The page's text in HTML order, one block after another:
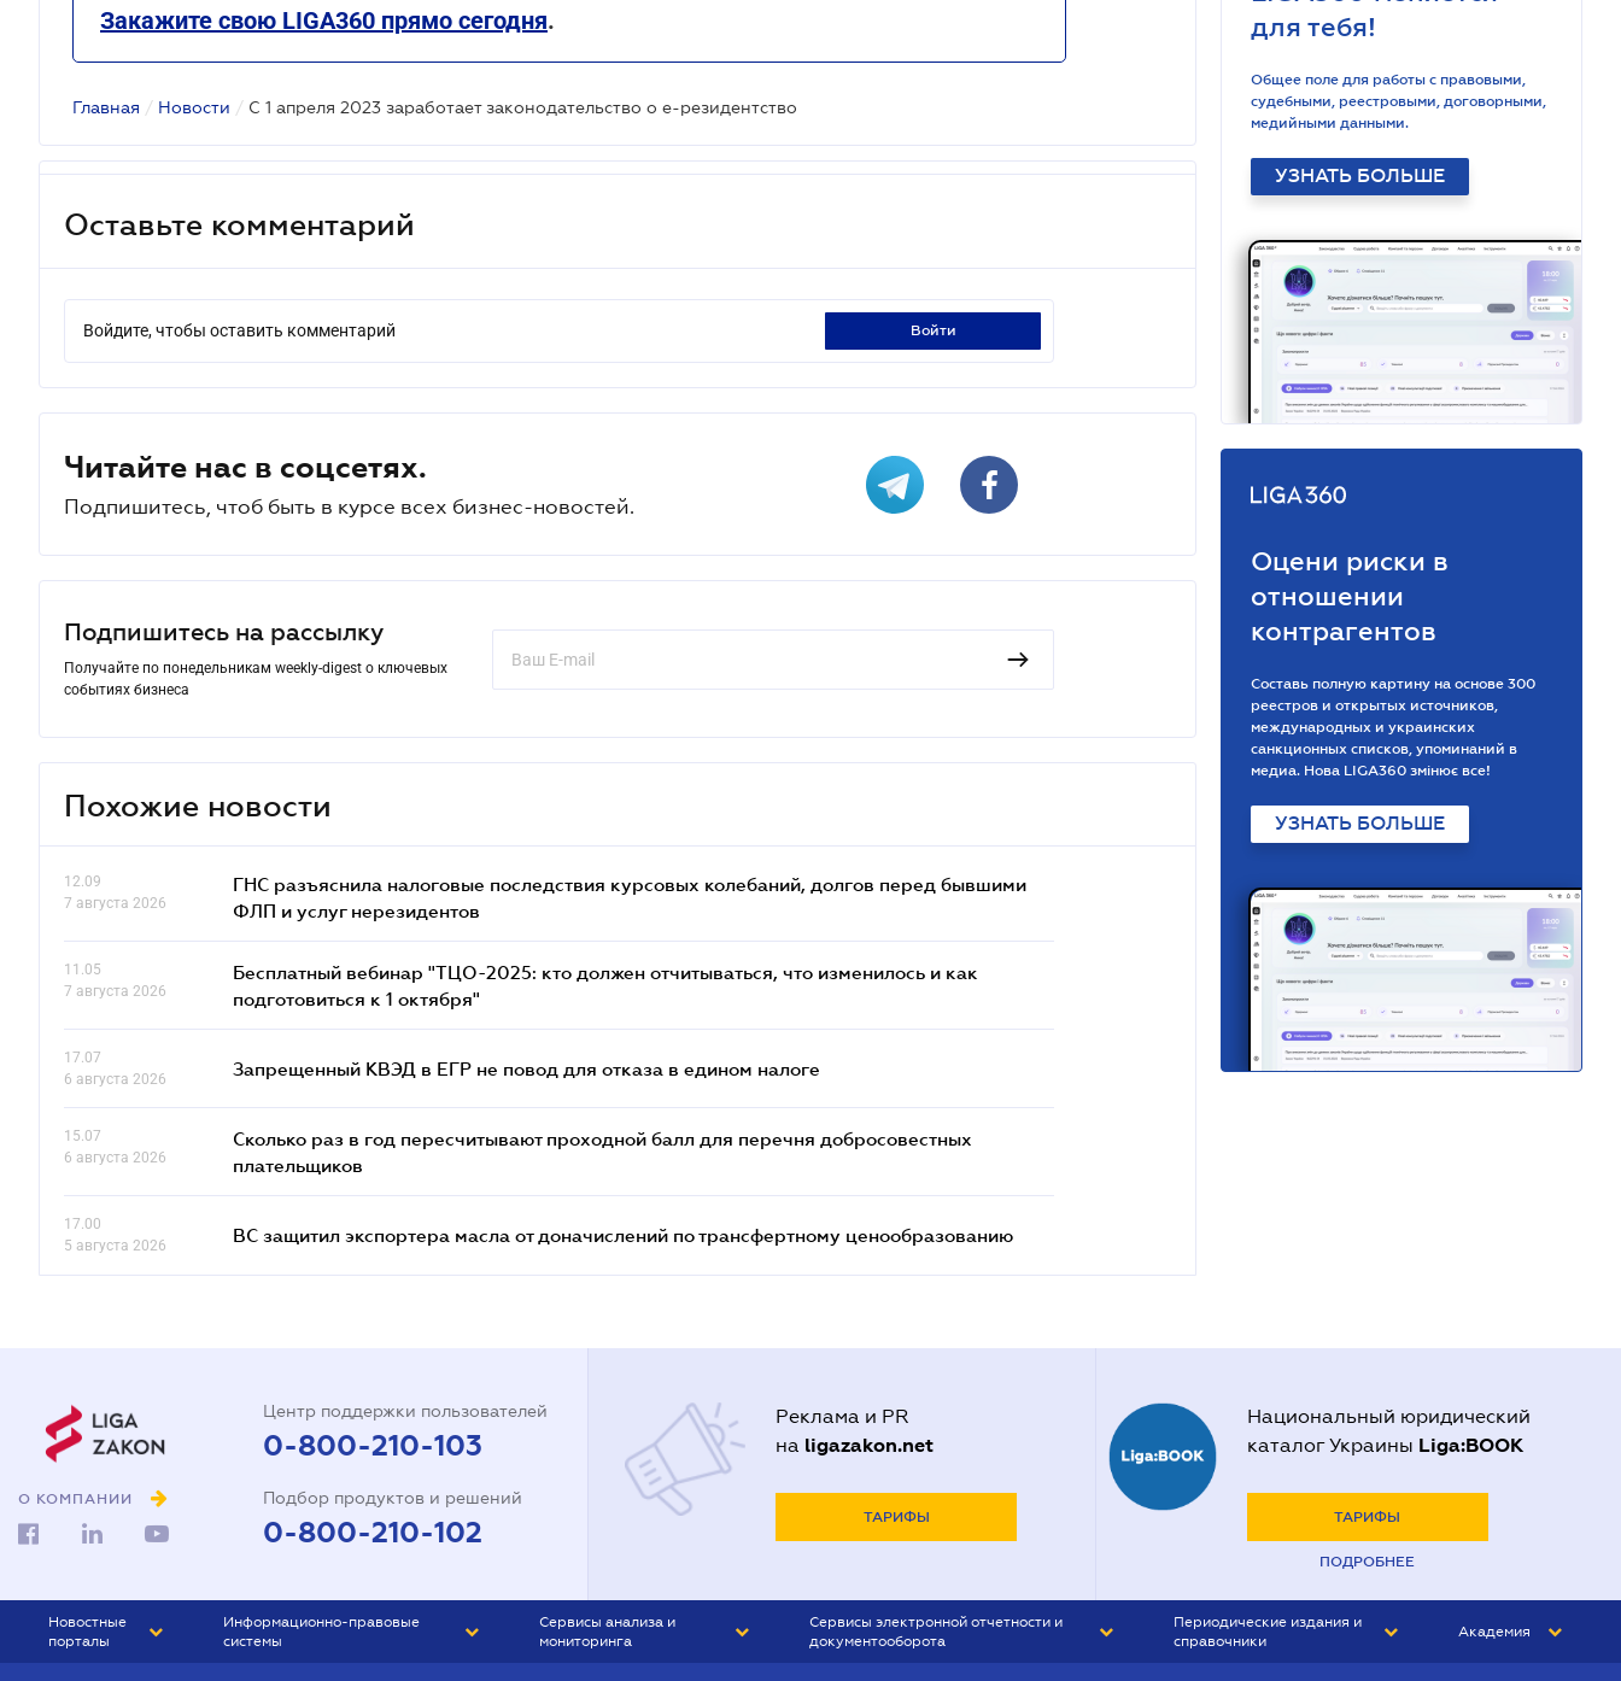
Закажите свою LIGA360 прямо сегодня.
Главная / Новости / С 1 апреля 2023 заработает законодательство о е-резидентство
Оставьте комментарий
Войдите, чтобы оставить комментарий войти
Читайте нас в соцсетях.
Подпишитесь, чтоб быть в курсе всех бизнес-новостей.
Подпишитесь на рассылку
Получайте по понедельникам weekly-digest о ключевых
событиях бизнеса
Похожие новости
12.09
7 августа 2026
ГНС разъяснила налоговые последствия курсовых колебаний, долгов перед бывшими
ФЛП и услуг нерезидентов
11.05
7 августа 2026
Бесплатный вебинар "ТЦО-2025: кто должен отчитываться, что изменилось и как
подготовиться к 1 октября"
17.07
6 августа 2026
Запрещенный КВЭД в ЕГР не повод для отказа в едином налоге
15.07
6 августа 2026
Сколько раз в год пересчитывают проходной балл для перечня добросовестных
плательщиков
17.00
5 августа 2026
ВС защитил экспортера масла от доначислений по трансфертному ценообразованию
для тебя!
Общее поле для работы с правовыми,
судебными, реестровыми, договорными,
медийными данными.
УЗНАТЬ БОЛЬШЕ
Оцени риски в
отношении
контрагентов
Составь полную картину на основе 300
реестров и открытых источников,
международных и украинских
санкционных списков, упоминаний в
медиа. Нова LIGA360 змінює все!
УЗНАТЬ БОЛЬШЕ
О КОМПАНИИ
Центр поддержки пользователей
0-800-210-103
Подбор продуктов и решений
0-800-210-102
Реклама и PR
на ligazakon.net
ТАРИФЫ
Национальный юридический
каталог Украины Liga:BOOK
ТАРИФЫ
ПОДРОБНЕЕ
Новостные
порталы
Информационно-правовые
системы
Сервисы анализа и
мониторинга
Сервисы электронной отчетности и
документооборота
Периодические издания и
справочники
Академия